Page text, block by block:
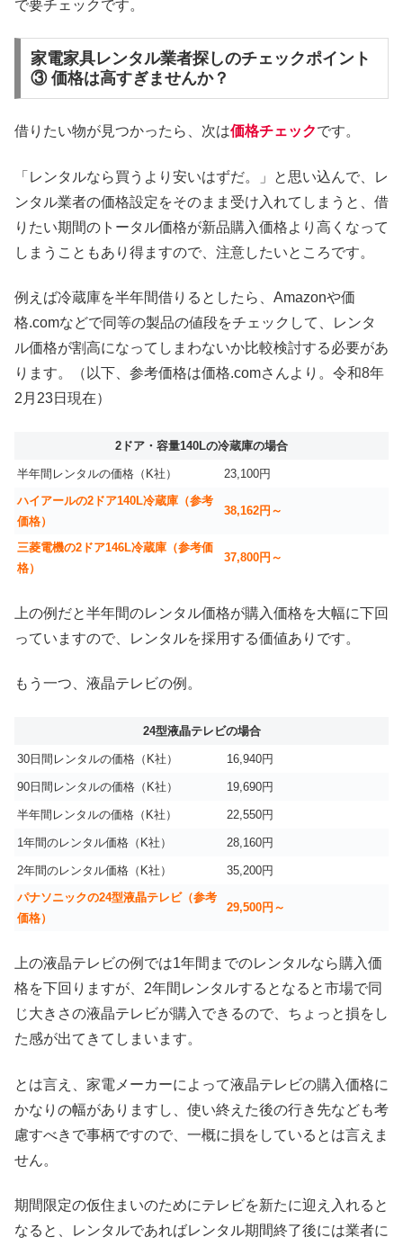
で要チェックです。
家電家具レンタル業者探しのチェックポイント
③ 価格は高すぎませんか？
借りたい物が見つかったら、次は価格チェックです。
「レンタルなら買うより安いはずだ。」と思い込んで、レ
ンタル業者の価格設定をそのまま受け入れてしまうと、借
りたい期間のトータル価格が新品購入価格より高くなって
しまうこともあり得ますので、注意したいところです。
例えば冷蔵庫を半年間借りるとしたら、Amazonや価
格.comなどで同等の製品の値段をチェックして、レンタ
ル価格が割高になってしまわないか比較検討する必要があ
ります。（以下、参考価格は価格.comさんより。令和8年
2月23日現在）
2ドア・容量140Lの冷蔵庫の場合
半年間レンタルの価格（K社）
23,100円
ハイアールの2ドア140L冷蔵庫（参考
価格）
38,162円～
三菱電機の2ドア146L冷蔵庫（参考価
格）
37,800円～
上の例だと半年間のレンタル価格が購入価格を大幅に下回
っていますので、レンタルを採用する価値ありです。
もう一つ、液晶テレビの例。
24型液晶テレビの場合
30日間レンタルの価格（K社） 16,940円
90日間レンタルの価格（K社） 19,690円
半年間レンタルの価格（K社） 22,550円
1年間のレンタル価格（K社） 28,160円
2年間のレンタル価格（K社）
35,200円
パナソニックの24型液晶テレビ（参考
価格）
29,500円～
上の液晶テレビの例では1年間までのレンタルなら購入価
格を下回りますが、2年間レンタルするとなると市場で同
じ大きさの液晶テレビが購入できるので、ちょっと損をし
た感が出てきてしまいます。
とは言え、家電メーカーによって液晶テレビの購入価格に
かなりの幅がありますし、使い終えた後の行き先なども考
慮すべきで事柄ですので、一概に損をしているとは言えま
せん。
期間限定の仮住まいのためにテレビを新たに迎え入れると
なると、レンタルであればレンタル期間終了後には業者に